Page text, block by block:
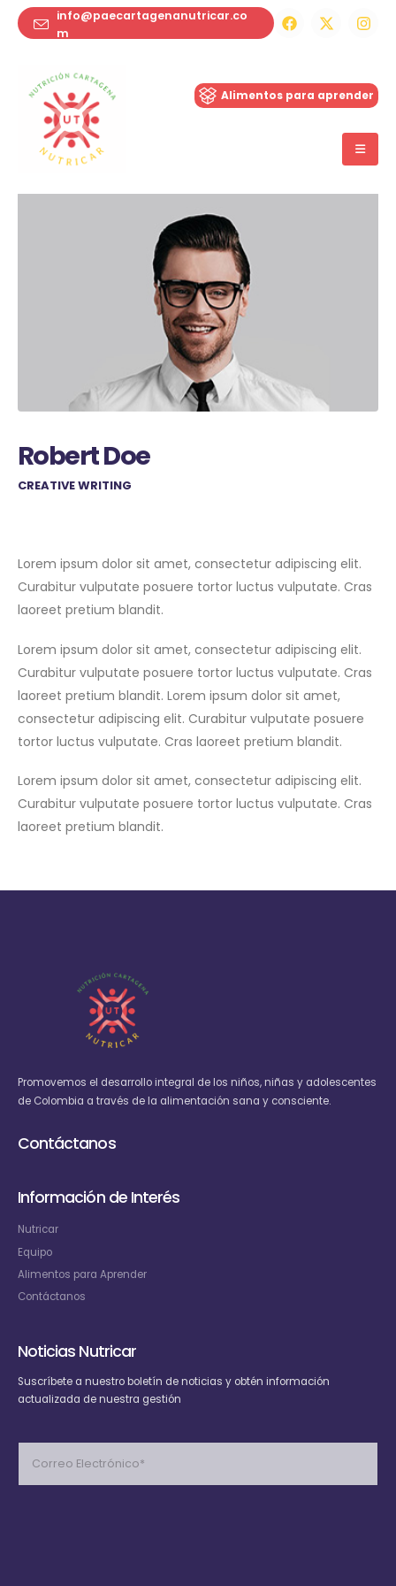
info@paecartagenanutricar.co
m
Alimentos para aprender
ie-santa-maria
Inicio Members
Robert Doe
CREATIVE WRITING
Lorem ipsum dolor sit amet, consectetur adipiscing elit.
Curabitur vulputate posuere tortor luctus vulputate. Cras
laoreet pretium blandit.
Lorem ipsum dolor sit amet, consectetur adipiscing elit.
Curabitur vulputate posuere tortor luctus vulputate. Cras
laoreet pretium blandit. Lorem ipsum dolor sit amet,
consectetur adipiscing elit. Curabitur vulputate posuere
tortor luctus vulputate. Cras laoreet pretium blandit.
Lorem ipsum dolor sit amet, consectetur adipiscing elit.
Curabitur vulputate posuere tortor luctus vulputate. Cras
laoreet pretium blandit.
Promovemos el desarrollo integral de los niños, niñas y adolescentes
de Colombia a través de la alimentación sana y consciente.
Contáctanos
Información de Interés
Nutricar
Equipo
Alimentos para Aprender
Contáctanos
Noticias Nutricar
Suscríbete a nuestro boletín de noticias y obtén información
actualizada de nuestra gestión